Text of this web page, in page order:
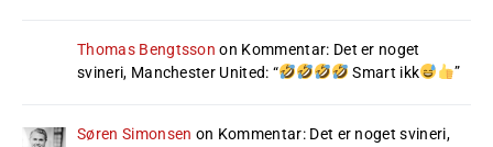
Thomas Bengtsson on Kommentar: Det er noget
svineri, Manchester United: “ Smart ikk ”
Søren Simonsen on Kommentar: Det er noget svineri,